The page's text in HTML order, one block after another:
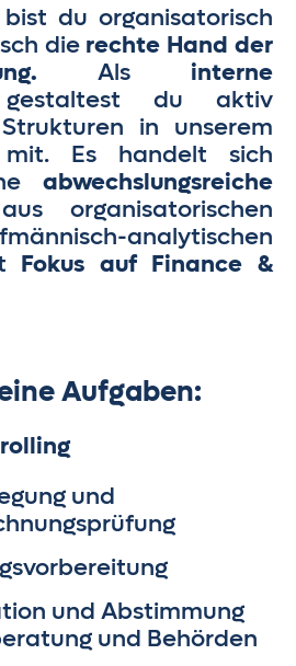
du organisatorisch
die rechte Hand der
Alsinterne
du aktiv
in unserem
mit. Es handelt sich
abwechslungsreiche
organisatorischen
analytischen
Fokus auf Finance &
Aufgaben:
und
und Abstimmung
und Behörden